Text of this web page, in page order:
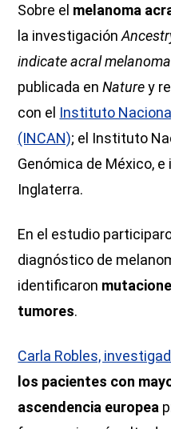
Sobre el melanoma
la investigación
indicate acral
publicada enNaturey
con el Instituto
(INCAN); el Instituto
Genómica de México,
Inglaterra.
En el estudio
diagnóstico de
identificaron
tumores.
Carla Robles,
los pacientes con
ascendencia europea